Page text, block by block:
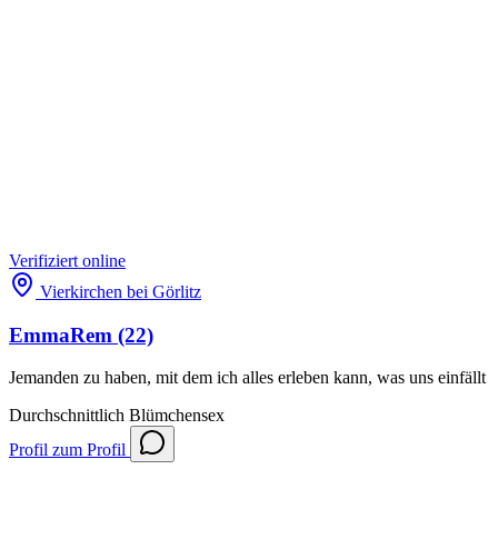
Verifiziert online
Vierkirchen bei Görlitz
EmmaRem (22)
Jemanden zu haben, mit dem ich alles erleben kann, was uns einfällt
Durchschnittlich Blümchensex
Profil zum Profil